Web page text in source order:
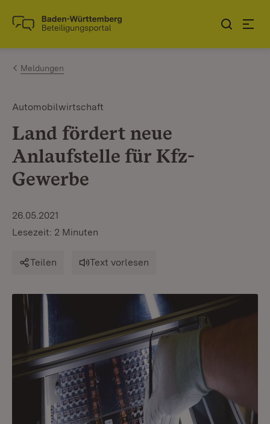
Zum Inhalt springen
Link zur Startseite
Meldungen
Automobilwirtschaft
Land fördert neue
Anlaufstelle für Kfz-
Gewerbe
26.05.2021
Lesezeit: 2 Minuten
Teilen Text vorlesen